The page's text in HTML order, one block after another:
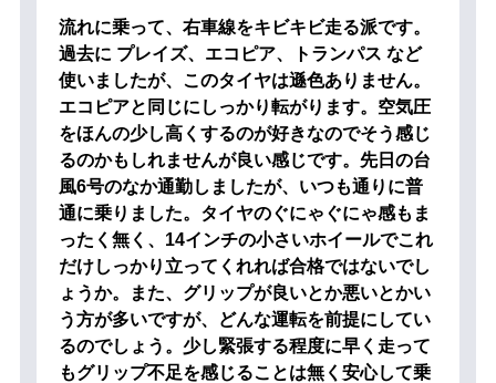
流れに乗って、右車線をキビキビ走る派です。
過去に プレイズ、エコピア、トランパス など
使いましたが、このタイヤは遜色ありません。
エコピアと同じにしっかり転がります。空気圧
をほんの少し高くするのが好きなのでそう感じ
るのかもしれませんが良い感じです。先日の台
風6号のなか通勤しましたが、いつも通りに普
通に乗りました。タイヤのぐにゃぐにゃ感もま
ったく無く、14インチの小さいホイールでこれ
だけしっかり立ってくれれば合格ではないでし
ょうか。また、グリップが良いとか悪いとかい
う方が多いですが、どんな運転を前提にしてい
るのでしょう。少し緊張する程度に早く走って
もグリップ不足を感じることは無く安心して乗